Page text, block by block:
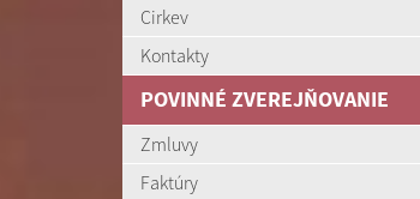
Cirkev
Kontakty
POVINNÉ ZVEREJŇOVANIE
Zmluvy
Faktúry